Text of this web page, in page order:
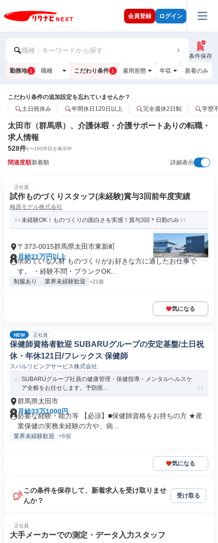
会員登録 ログイン
職種・キーワードから探す
条件保存
勤務地 1 職種 こだわり条件 1 雇用形態 年収 新着のみ
こだわり条件の追加設定を忘れていませんか？
土日祝休み
年間休日120日以上 完全週休2日制 学歴
太田市（群馬県）、介護休暇・介護サポートありの転職・
求人情報
528件1〜100件目を表示中
関連度順新着順 詳細表示
正社員
試作ものづくりスタッフ(未経験)賞与3回前年度実績
梅原モデル株式会社
未経験OK！ものづくりの面白さを実感！賞与3回＊日勤のみ
〒373-0015群馬県太田市東新町
月給21万円以上
求めている人材 ものづくりがお好きな方に適したお仕事で
す。 ・経験不問・ブランクOK...
制服あり 業界未経験歓迎 +21個
気になる
NEW 正社員
保健師資格者歓迎 SUBARUグループの安定基盤/土日祝
休・年休121日/フレックス 保健師
スバルリビングサービス株式会社
SUBARUグループ社員の健康管理・保健指導・メンタルヘルスケ
ア全般をお任せします。予防医...
群馬県太田市
月給33万1000円
必要な経験・能力等 【必須】■保健師資格をお持ちの方 ★産
業保健の実務未経験の方や、病...
業界未経験歓迎 +6個
気になる
この条件を保存して、新着求人を受け取りませ
んか？
受け取る
正社員
大手メーカーでの測定・データ入力スタッフ